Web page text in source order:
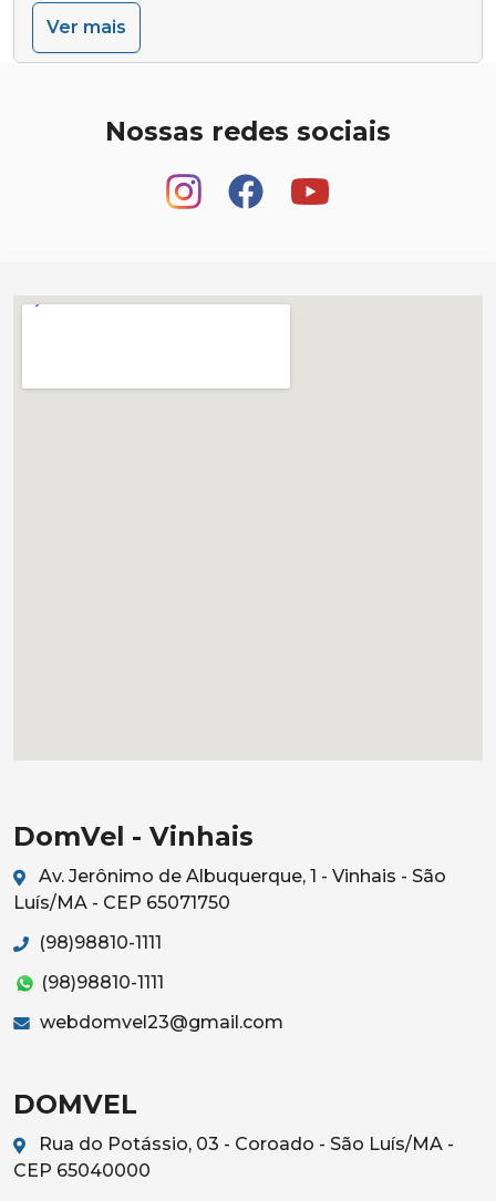
Ver mais
Nossas redes sociais
DomVel - Vinhais
Av. Jerônimo de Albuquerque, 1 - Vinhais - São
Luís/MA - CEP 65071750
(98)98810-1111
(98)98810-1111
webdomvel23@gmail.com
DOMVEL
Rua do Potássio, 03 - Coroado - São Luís/MA -
CEP 65040000